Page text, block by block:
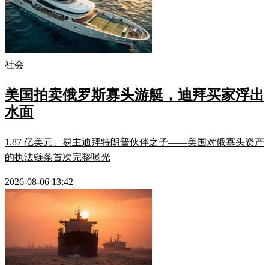
社会
美国拍卖俄罗斯寡头游艇，迪拜买家浮出
水面
1.87 亿美元、易主迪拜特朗普伙伴之子——美国对俄寡头资产
的执法链条首次完整曝光
2026-08-06 13:42